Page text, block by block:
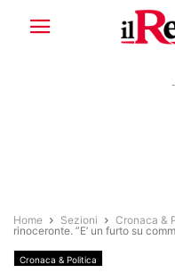
Home Sezioni Cronaca &
rinoceronte. ”E’ un furto su
Cronaca & Politica